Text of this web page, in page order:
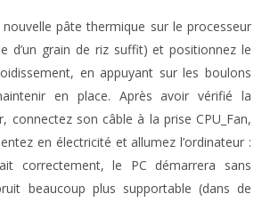
pâte thermique sur le processeur
d’un grain de riz suffit) et positionnez le
en appuyant sur les boulons
en place. Après avoir vérifié la
connectez son câble à la prise CPU_Fan,
en électricité et allumez l’ordinateur :
correctement, le PC démarrera sans
beaucoup plus supportable (dans de